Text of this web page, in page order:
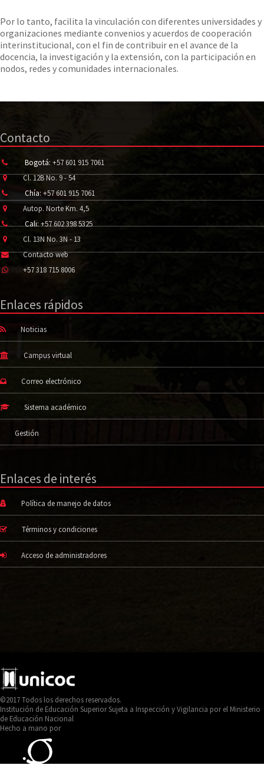
Por lo tanto, facilita la vinculación con diferentes universidades y
organizaciones mediante convenios y acuerdos de cooperación
interinstitucional, con el fin de contribuir en el avance de la
docencia, la investigación y la extensión, con la participación en
nodos, redes y comunidades internacionales.
Contacto
Bogotá: +57 601 915 7061
Cl. 12B No. 9 - 54
Chía: +57 601 915 7061
Autop. Norte Km. 4,5
Cali: +57 602 398 5325
Cl. 13N No. 3N - 13
Contacto web
+57 318 715 8006
Enlaces rápidos
Noticias
Campus virtual
Correo electrónico
Sistema académico
Gestión
Enlaces de interés
Política de manejo de datos
Términos y condiciones
Acceso de administradores
©2017 Todos los derechos reservados.
Institución de Educación Superior Sujeta a Inspección y Vigilancia por el Ministerio
de Educación Nacional
Hecho a mano por